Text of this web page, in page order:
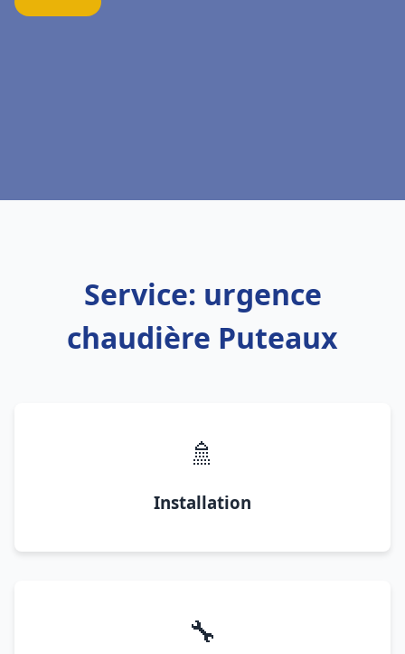
Service: urgence
chaudière Puteaux
🚿
Installation
🔧